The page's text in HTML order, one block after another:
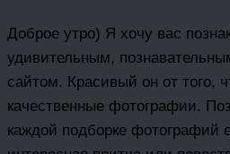
Доброе утро) Я хочу вас
удивительным,
сайтом. Красивый он от того,
качественные фотографии.
каждой подборке фотографий